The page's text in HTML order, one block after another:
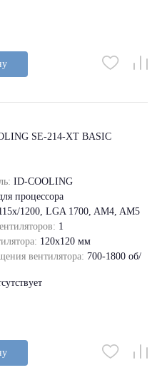
SE-214-XT BASIC
ID-COOLING
процессора
1200, LGA 1700, AM4, AM5
1
120x120 мм
вентилятора: 700-1800 об/